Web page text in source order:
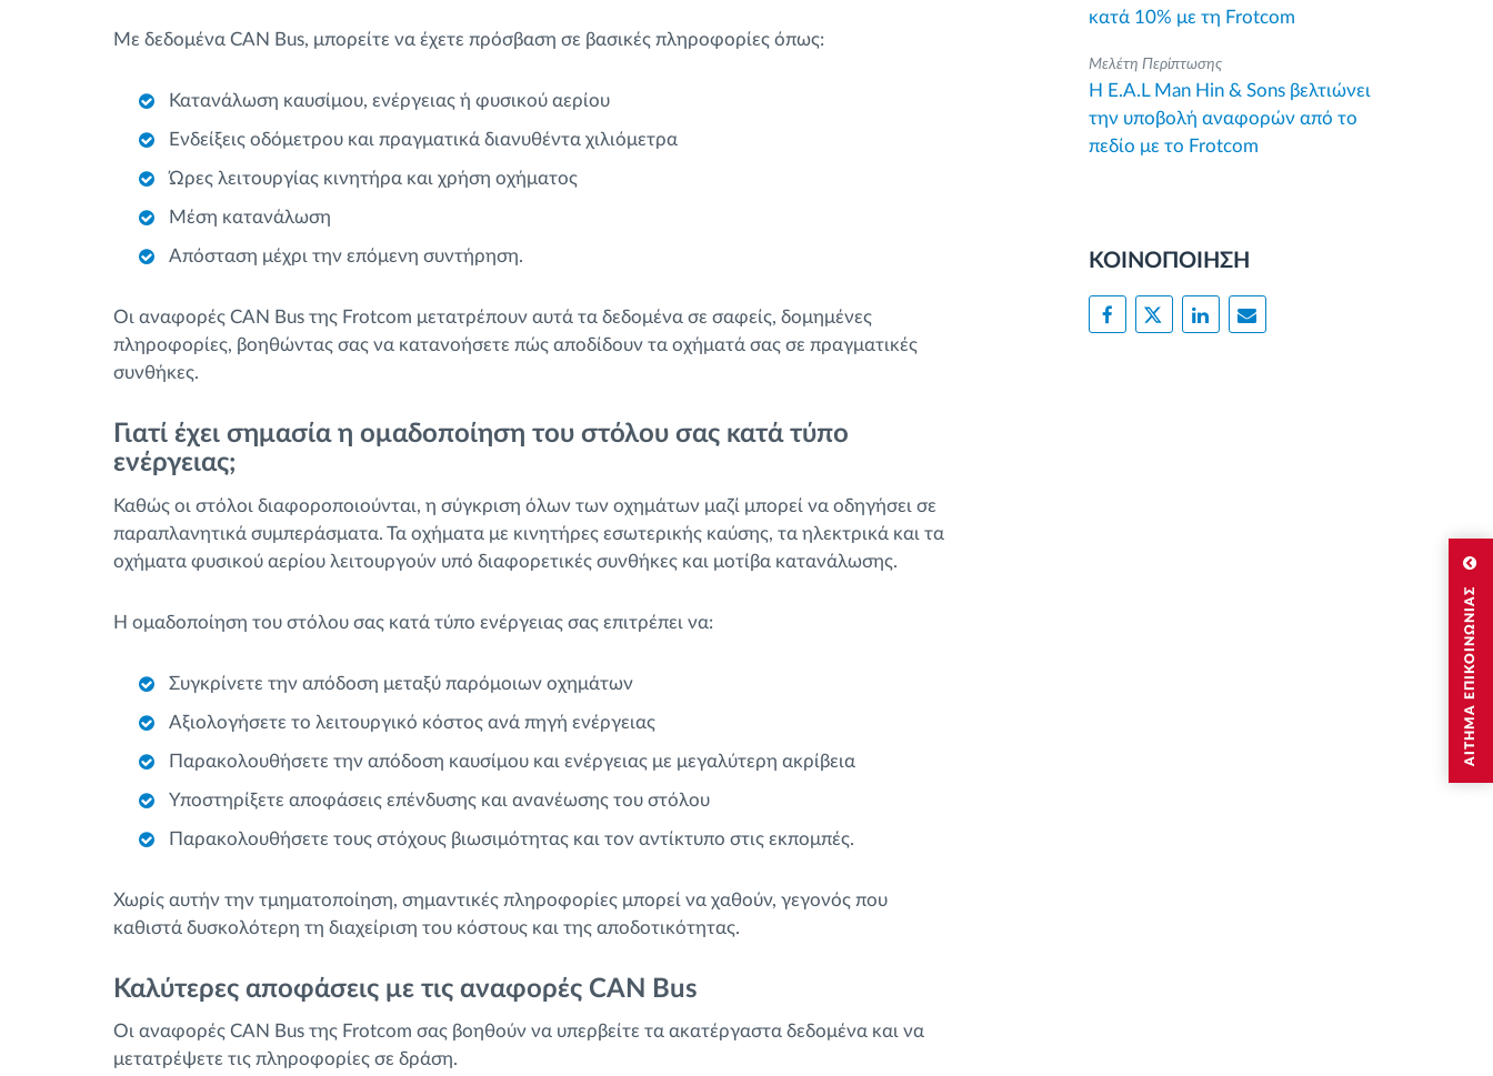
ΑΙΤΗΜΑ ΕΠΙΚΟΙΝΩΝΙΑΣ
Με δεδομένα CAN Bus, μπορείτε να έχετε πρόσβαση σε βασικές πληροφορίες όπως:
Κατανάλωση καυσίμου, ενέργειας ή φυσικού αερίου
Ενδείξεις οδόμετρου και πραγματικά διανυθέντα χιλιόμετρα
Ώρες λειτουργίας κινητήρα και χρήση οχήματος
Μέση κατανάλωση
Απόσταση μέχρι την επόμενη συντήρηση.
Οι αναφορές CAN Bus της Frotcom μετατρέπουν αυτά τα δεδομένα σε σαφείς, δομημένες
πληροφορίες, βοηθώντας σας να κατανοήσετε πώς αποδίδουν τα οχήματά σας σε πραγματικές
συνθήκες.
Γιατί έχει σημασία η ομαδοποίηση του στόλου σας κατά τύπο
ενέργειας;
Καθώς οι στόλοι διαφοροποιούνται, η σύγκριση όλων των οχημάτων μαζί μπορεί να οδηγήσει σε
παραπλανητικά συμπεράσματα. Τα οχήματα με κινητήρες εσωτερικής καύσης, τα ηλεκτρικά και τα
οχήματα φυσικού αερίου λειτουργούν υπό διαφορετικές συνθήκες και μοτίβα κατανάλωσης.
Η ομαδοποίηση του στόλου σας κατά τύπο ενέργειας σας επιτρέπει να:
Συγκρίνετε την απόδοση μεταξύ παρόμοιων οχημάτων
Αξιολογήσετε το λειτουργικό κόστος ανά πηγή ενέργειας
Παρακολουθήσετε την απόδοση καυσίμου και ενέργειας με μεγαλύτερη ακρίβεια
Υποστηρίξετε αποφάσεις επένδυσης και ανανέωσης του στόλου
Παρακολουθήσετε τους στόχους βιωσιμότητας και τον αντίκτυπο στις εκπομπές.
Χωρίς αυτήν την τμηματοποίηση, σημαντικές πληροφορίες μπορεί να χαθούν, γεγονός που
καθιστά δυσκολότερη τη διαχείριση του κόστους και της αποδοτικότητας.
Καλύτερες αποφάσεις με τις αναφορές CAN Bus
Οι αναφορές CAN Bus της Frotcom σας βοηθούν να υπερβείτε τα ακατέργαστα δεδομένα και να
μετατρέψετε τις πληροφορίες σε δράση.
κατά 10% με τη Frotcom
Μελέτη Περίπτωσης
Η E.A.L Man Hin & Sons βελτιώνει
την υποβολή αναφορών από το
πεδίο με το Frotcom
ΚΟΙΝΟΠΟΙΗΣΗ